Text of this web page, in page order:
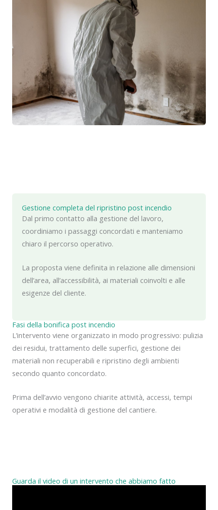
Fasi della bonifica post incendio
L’intervento viene organizzato in modo progressivo: pulizia
dei residui, trattamento delle superfici, gestione dei
materiali non recuperabili e ripristino degli ambienti
secondo quanto concordato.
Prima dell’avvio vengono chiarite attività, accessi, tempi
operativi e modalità di gestione del cantiere.
Gestione completa del ripristino post incendio
Dal primo contatto alla gestione del lavoro,
coordiniamo i passaggi concordati e manteniamo
chiaro il percorso operativo.
La proposta viene definita in relazione alle dimensioni
dell’area, all’accessibilità, ai materiali coinvolti e alle
esigenze del cliente.
Guarda il video di un intervento che abbiamo fatto